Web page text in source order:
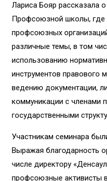
Лариса Бояр рассказала
Профсоюзной школы, где
профсоюзных
различные темы, в том
использованию
инструментов правового
ведению документации,
коммуникации с членами
государственными
Участникам семинара
Выражая благодарность
числе директору
профсоюзные активисты